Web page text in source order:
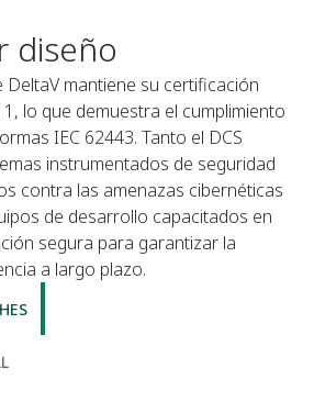
diseño
DeltaV mantiene su certificación
1, lo que demuestra el cumplimiento
IEC 62443. Tanto el DCS
instrumentados de seguridad
contra las amenazas cibernéticas
de desarrollo capacitados en
segura para garantizar la
a largo plazo.